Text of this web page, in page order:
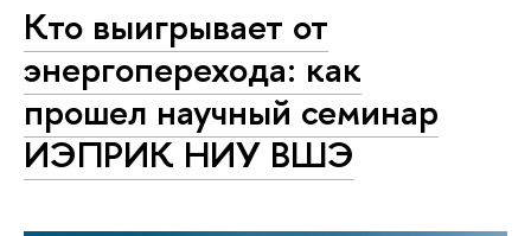
Кто выигрывает от
энергоперехода: как
прошел научный семинар
ИЭПРИК НИУ ВШЭ